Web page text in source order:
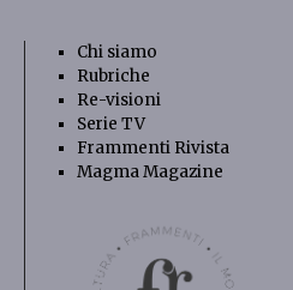
Chi siamo
Rubriche
Re-visioni
Serie TV
Frammenti Rivista
Magma Magazine